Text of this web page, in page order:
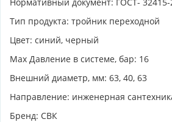
Тип продукта: тройник переходной
Цвет: синий, черный
Max Давление в системе, бар: 16
Внешний диаметр, мм: 63, 40, 63
Направление: инженерная
Бренд: СВК